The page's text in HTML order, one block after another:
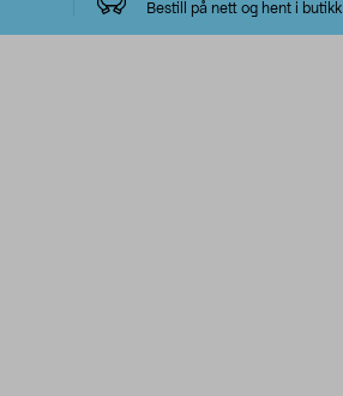
Bestill på nett og hent i butikk